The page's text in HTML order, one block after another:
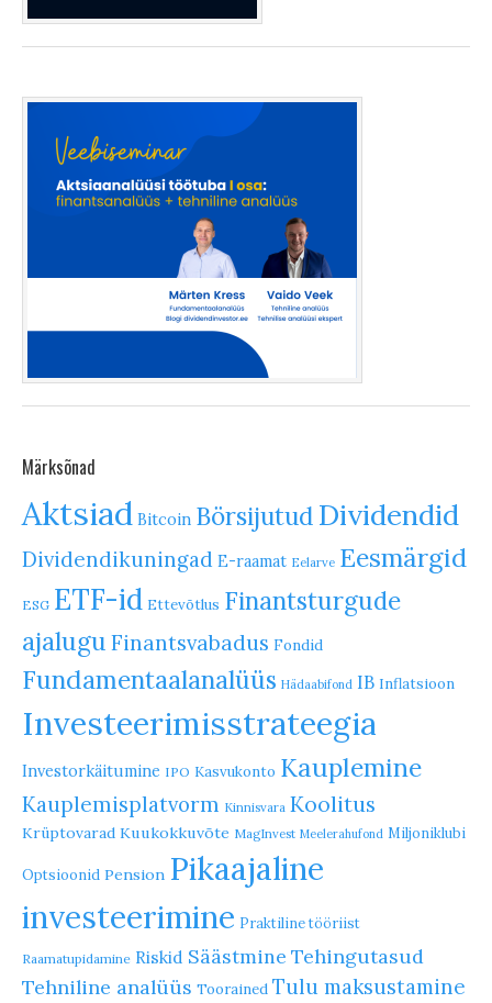
Märksõnad
Aktsiad Bitcoin Börsijutud Dividendid
Dividendikuningad E-raamat Eelarve Eesmärgid
ESG ETF-id Ettevõtlus Finantsturgude
ajalugu Finantsvabadus Fondid
Fundamentaalanalüüs Hädaabifond IB Inflatsioon
Investeerimisstrateegia
Investorkäitumine IPO Kasvukonto Kauplemine
Kauplemisplatvorm Kinnisvara Koolitus
Krüptovarad Kuukokkuvõte MagInvest Meelerahufond Miljoniklubi
Optsioonid Pension Pikaajaline
investeerimine Praktiline tööriist
Raamatupidamine Riskid Säästmine Tehingutasud
Tehniline analüüs Toorained Tulu maksustamine